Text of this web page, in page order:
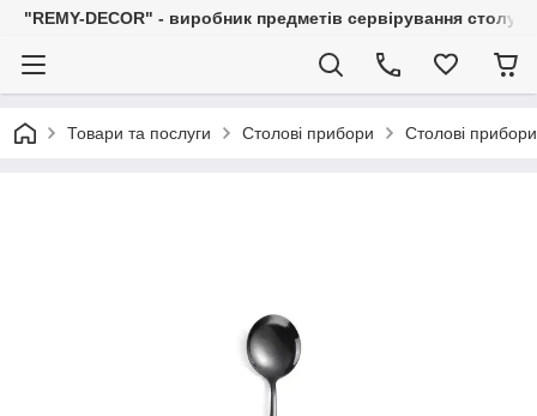
"REMY-DECOR" - виробник предметів сервірування
Товари та послуги Столові прибори Столові